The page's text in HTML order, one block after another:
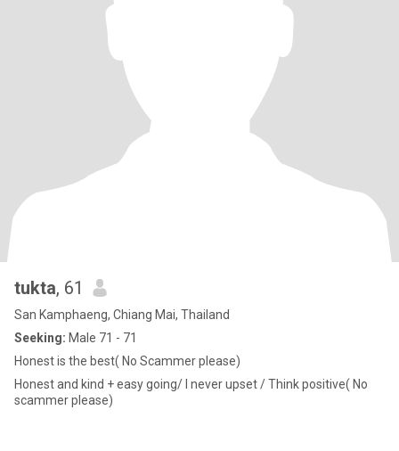
่tukta, 61
San Kamphaeng, Chiang Mai, Thailand
Seeking: Male 71 - 71
Honest is the best( No Scammer please)
Honest and kind + easy going/ I never upset / Think positive( No
scammer please)